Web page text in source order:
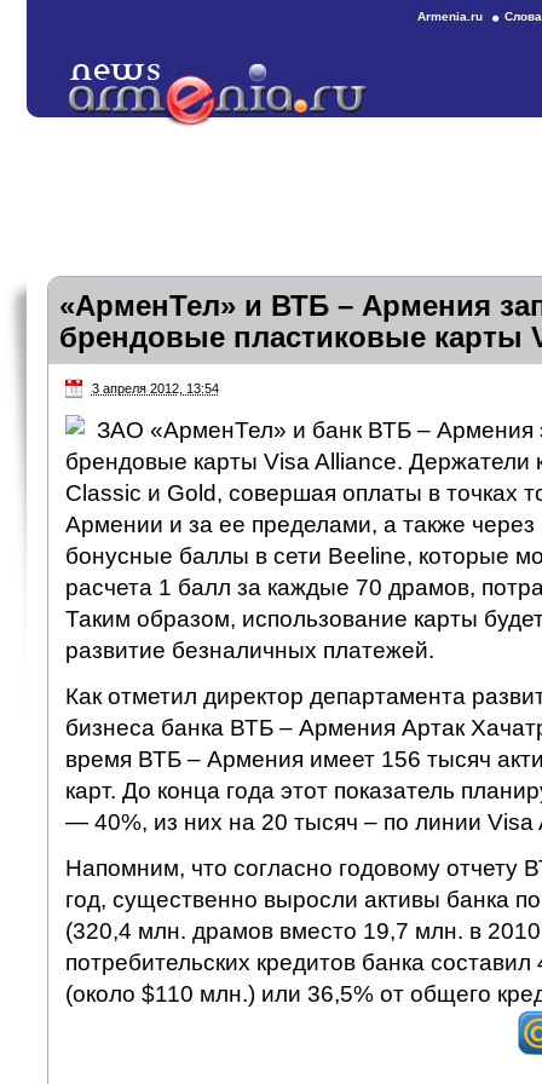
Armenia.ru
«АрменТел» и ВТБ – Армения
брендовые пластиковые карты
3 апреля 2012, 13:54
ЗАО «АрменТел» и банк ВТБ – Армения
брендовые карты Visa Alliance. Держатели
Classic и Gold, совершая оплаты в точках
Армении и за ее пределами, а также через
бонусные баллы в сети Beeline, которые
расчета 1 балл за каждые 70 драмов,
Таким образом, использование карты
развитие безналичных платежей.
Как отметил директор департамента
бизнеса банка ВТБ – Армения Артак
время ВТБ – Армения имеет 156 тысяч
карт. До конца года этот показатель
— 40%, из них на 20 тысяч – по линии Visa
Напомним, что согласно годовому отчету
год, существенно выросли активы банка
(320,4 млн. драмов вместо 19,7 млн. в
потребительских кредитов банка
(около $110 млн.) или 36,5% от общего